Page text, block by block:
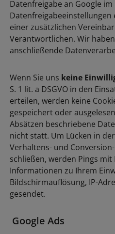
Datenfreigabe an Google
Datenfreigabeeinstellungen
einer zusätzlichen
Verantwortlichen. Wir
anschließende
Wenn Sie uns keine
S. 1 lit. a DSGVO in den
erteilen, werden keine
gespeichert oder
Absätzen beschriebene
nicht statt. Um Lücken in
Verhaltens- und
schließen, werden Pings mit
Informationen zu Ihrem
Bildschirmauflösung, IP-
gesendet.
Google Ads